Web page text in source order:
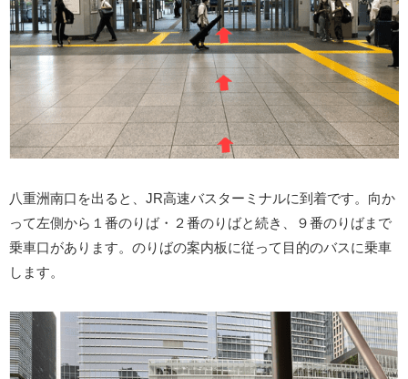
八重洲南口を出ると、JR高速バスターミナルに到着です。向か
って左側から１番のりば・２番のりばと続き、９番のりばまで
乗車口があります。のりばの案内板に従って目的のバスに乗車
します。